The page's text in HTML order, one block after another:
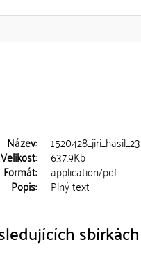
Název:
Velikost: 637.9Kb
Formát: application/pdf
Popis: Plný text
sbírkách